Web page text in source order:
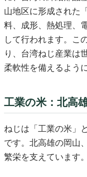
山地区に形成された
料、成形、熱処理、
して行われます。こ
り、台湾ねじ産業は
柔軟性を備えるよう
工業の米：北高
ねじは「工業の米」
です。北高雄の岡山
繁栄を支えています。